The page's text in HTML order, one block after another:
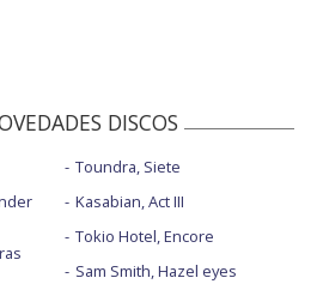
DISCOS
Toundra, Siete
Kasabian, Act III
Tokio Hotel, Encore
Sam Smith, Hazel eyes